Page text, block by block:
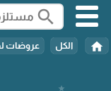
search
home الكل عروضات